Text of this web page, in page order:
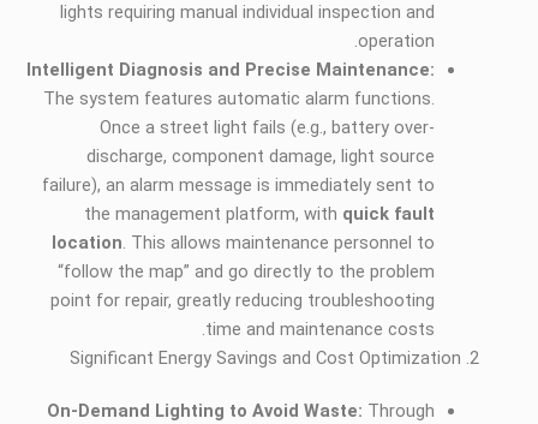
lights requiring manual individual inspection and
operation.
Intelligent Diagnosis and Precise Maintenance:
The system features automatic alarm functions.
Once a street light fails (e.g., battery over-
discharge, component damage, light source
failure), an alarm message is immediately sent to
the management platform, with quick fault
location. This allows maintenance personnel to
“follow the map” and go directly to the problem
point for repair, greatly reducing troubleshooting
time and maintenance costs.
Significant Energy Savings and Cost Optimization
On-Demand Lighting to Avoid Waste: Through